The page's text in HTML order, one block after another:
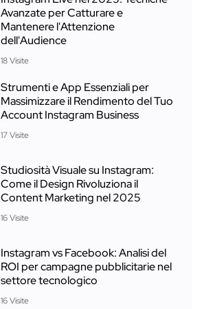
Avanzate per Catturare e
Mantenere l'Attenzione
dell'Audience
18 Visite
Strumenti e App Essenziali per
Massimizzare il Rendimento del Tuo
Account Instagram Business
17 Visite
Studiosità Visuale su Instagram:
Come il Design Rivoluziona il
Content Marketing nel 2025
16 Visite
Instagram vs Facebook: Analisi del
ROI per campagne pubblicitarie nel
settore tecnologico
16 Visite